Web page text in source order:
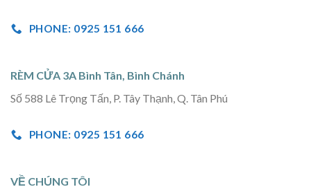
PHONE: 0925 151 666
RÈM CỬA 3A Bình Tân, Bình Chánh
Số 588 Lê Trọng Tấn, P. Tây Thạnh, Q. Tân Phú
PHONE: 0925 151 666
VỀ CHÚNG TÔI